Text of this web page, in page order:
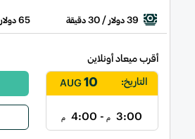
39 دولار / 30 دقيقة 65 دولار
أقرب ميعاد أونلاين
التاريخ:
10
AUG
3:00 م - 4:00 م